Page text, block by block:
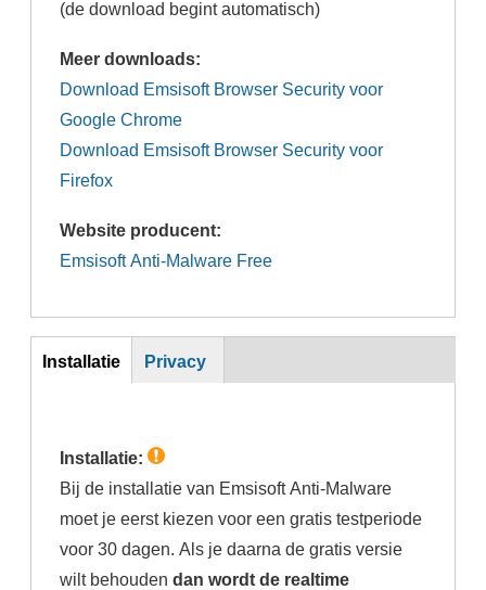
(de download begint automatisch)
Meer downloads:
Download Emsisoft Browser Security voor
Google Chrome
Download Emsisoft Browser Security voor
Firefox
Website producent:
Emsisoft Anti-Malware Free
Inst
Installatie
Privacy
Installatie:
Bij de installatie van Emsisoft Anti-Malware
moet je eerst kiezen voor een gratis testperiode
voor 30 dagen. Als je daarna de gratis versie
wilt behoudendan wordt de realtime